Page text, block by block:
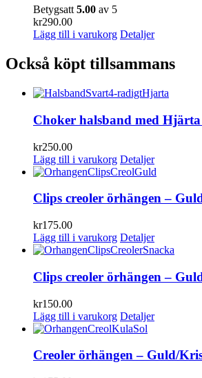
Betygsatt5.00 av 5
kr290.00
Lägg till i varukorg Detaljer
Också köpt tillsammans
Choker halsband med
kr250.00
Lägg till i varukorg Detaljer
Clips creoler örhängen –
kr175.00
Lägg till i varukorg Detaljer
Clips creoler örhängen –
kr150.00
Lägg till i varukorg Detaljer
Creoler örhängen – Guld/